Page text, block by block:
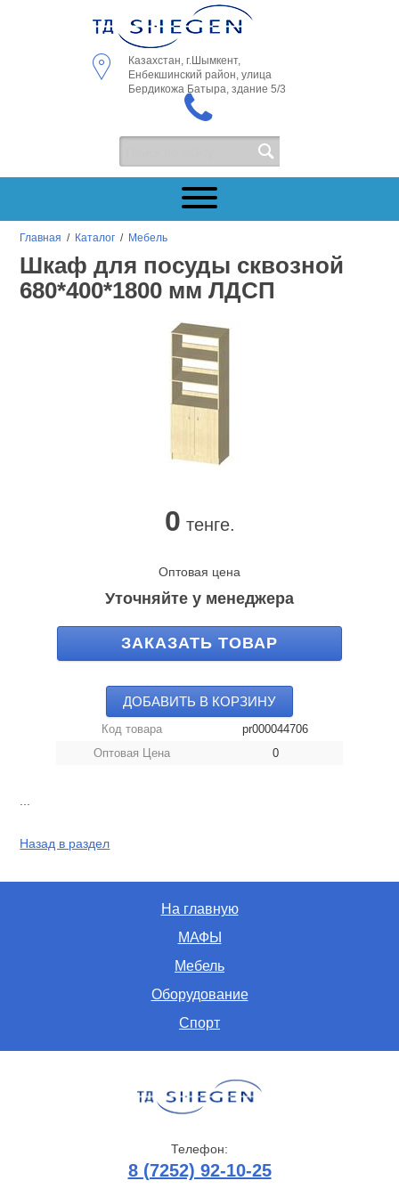
Казахстан, г.Шымкент,
Енбекшинский район, улица
Бердикожа Батыра, здание 5/3
Главная / Каталог / Мебель
Шкаф для посуды сквозной
680*400*1800 мм ЛДСП
0 тенге.
Оптовая цена
Уточняйте у менеджера
ЗАКАЗАТЬ ТОВАР
ДОБАВИТЬ В КОРЗИНУ
Код товара
pr000044706
Оптовая Цена
0
Назад в раздел
На главную
МАФЫ
Мебель
Оборудование
Спорт
Телефон:
8 (7252) 92-10-25